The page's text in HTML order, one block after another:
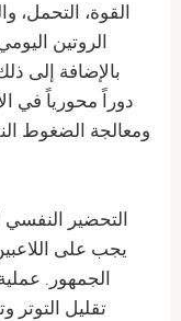
القوة، التحمل،
الروتين
بالإضافة إلى
دوراً محورياً في
ومعالجة الضغوط
التحضير
يجب على
الجمهور.
تقليل التوتر